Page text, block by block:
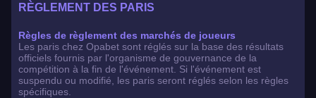
RÈGLEMENT DES PARIS
Règles de règlement des marchés de joueurs
Les paris chez Opabet sont réglés sur la base des résultats
officiels fournis par l'organisme de gouvernance de la
compétition à la fin de l'événement. Si l'événement est
suspendu ou modifié, les paris seront réglés selon les règles
spécifiques.